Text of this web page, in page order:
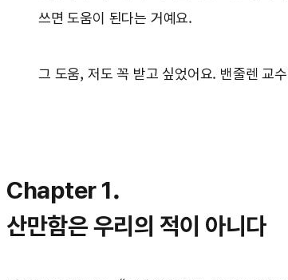
쓰면 도움이 된다는 거예요.
그 도움, 저도 꼭 받고 싶었어요. 밴줄렌 교
Chapter 1.
산만함은 우리의 적이 아니다